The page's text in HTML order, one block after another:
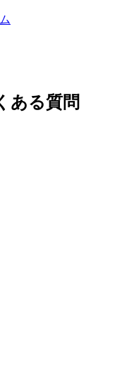
ある質問